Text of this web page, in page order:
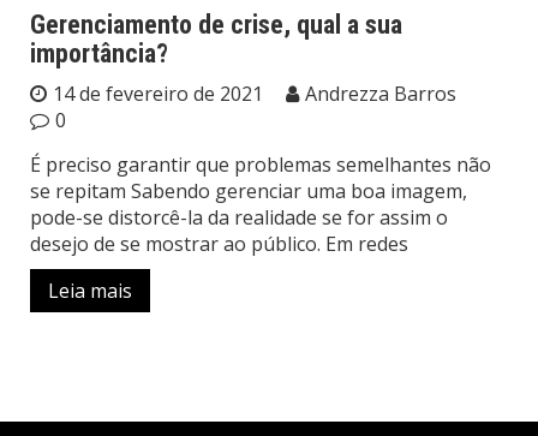
Originais
Gerenciamento de crise, qual a sua
importância?
14 de fevereiro de 2021
Andrezza Barros
0
É preciso garantir que problemas semelhantes não
se repitam Sabendo gerenciar uma boa imagem,
pode-se distorcê-la da realidade se for assim o
desejo de se mostrar ao público. Em redes
Leia mais